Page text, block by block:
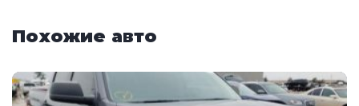
Похожие авто